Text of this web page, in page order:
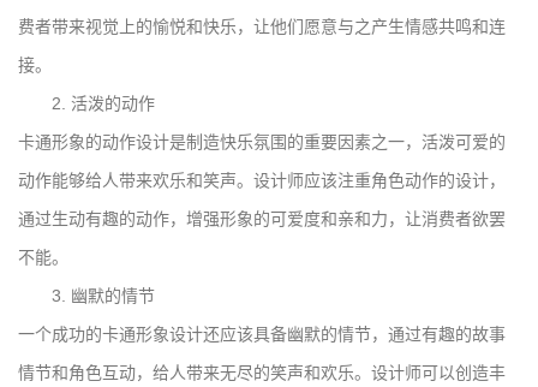
费者带来视觉上的愉悦和快乐，让他们愿意与之产生情感共鸣和连
接。
2. 活泼的动作
卡通形象的动作设计是制造快乐氛围的重要因素之一，活泼可爱的
动作能够给人带来欢乐和笑声。设计师应该注重角色动作的设计，
通过生动有趣的动作，增强形象的可爱度和亲和力，让消费者欲罢
不能。
3. 幽默的情节
一个成功的卡通形象设计还应该具备幽默的情节，通过有趣的故事
情节和角色互动，给人带来无尽的笑声和欢乐。设计师可以创造丰